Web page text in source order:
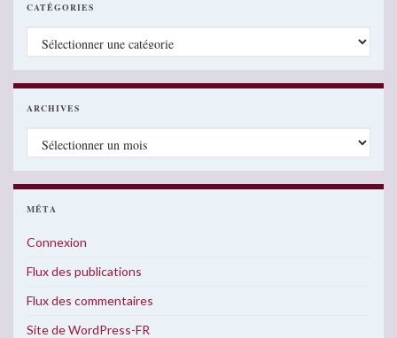
CATÉGORIES
Catégories
ARCHIVES
Archives
MÉTA
Connexion
Flux des publications
Flux des commentaires
Site de WordPress-FR